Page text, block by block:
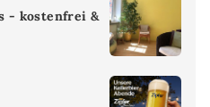
- kostenfrei &